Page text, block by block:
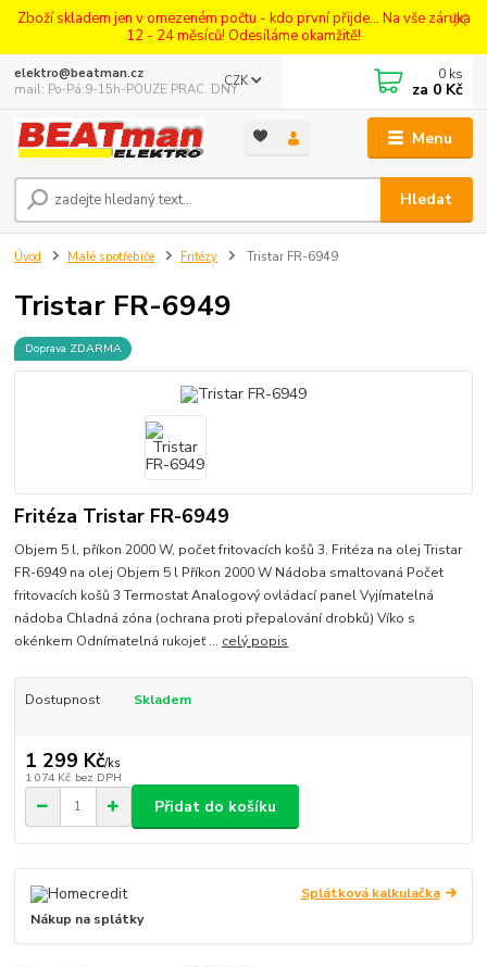
Zboží skladem jen v omezeném počtu - kdo první přijde... Na vše záruka
12 - 24 měsíců! Odesíláme okamžitě!
Menu
CZK
Hledat
elektro@beatman.cz
mail: Po-Pá:9-15h-POUZE PRAC. DNY
0 ks
za 0 Kč
Úvod Malé spotřebiče Fritézy Tristar FR-6949
Tristar FR-6949
Doprava ZDARMA
Fritéza Tristar FR-6949
Objem 5 l, příkon 2000 W, počet fritovacích košů 3. Fritéza na olej Tristar
FR-6949 na olej Objem 5 l Příkon 2000 W Nádoba smaltovaná Počet
fritovacích košů 3 Termostat Analogový ovládací panel Vyjímatelná
nádoba Chladná zóna (ochrana proti přepalování drobků) Víko s
okénkem Odnímatelná rukojeť ... celý popis
Dostupnost Skladem
1 299 Kč/ks
1 074 Kč bez DPH
Přidat do košíku
Splátková kalkulačka
Nákup na splátky